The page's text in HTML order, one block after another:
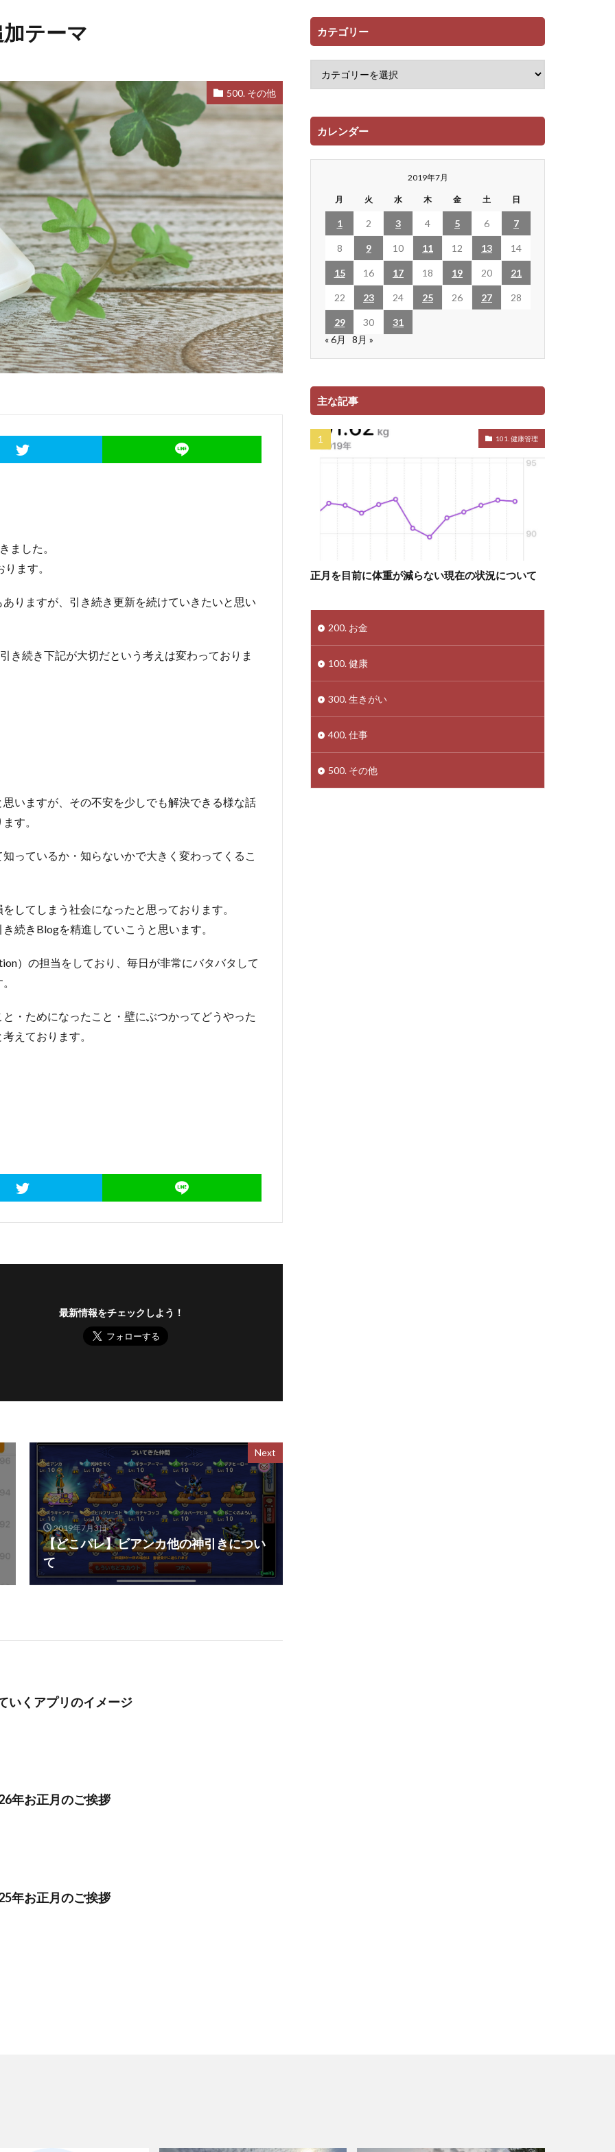
テーマ
500. その他
ました。
ます。
りますが、引き続き更新を続けていきたいと思い
き続き下記が大切だという考えは変わっておりま
いますが、その不安を少しでも解決できる様な話
す。
っているか・知らないかで大きく変わってくるこ
してしまう社会になったと思っております。
続きBlogを精進していこうと思います。
）の担当をしており、毎日が非常にバタバタして
・ためになったこと・壁にぶつかってどうやった
えております。
最新情報をチェックしよう！
Next
2019年7月3日
【どこパレ】ビアンカ他の神引きについ
て
いくアプリのイメージ
年お正月のご挨拶
年お正月のご挨拶
カテゴリー
カレンダー
2019年7月
月 火 水 木 金 土 日
1 2 3 4 5 6 7
8 9 10 11 12 13 14
15 16 17 18 19 20 21
22 23 24 25 26 27 28
29 30
31
« 6月
8月 »
主な記事
101. 健康管理
正月を目前に体重が減らない現在の状況について
200. お金
100. 健康
300. 生きがい
400. 仕事
500. その他